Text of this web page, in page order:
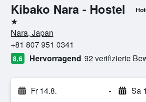
Kibako Nara - Hostel
1 Stern
Nara, Japan
+81 807 951 0341
8,6 Hervorragend 92 verifizierte
Fr 14.8. - Sa